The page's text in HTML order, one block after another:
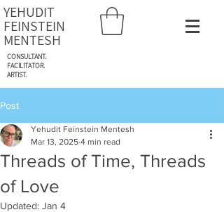
YEHUDIT
FEINSTEIN
MENTESH
CONSULTANT.
FACILITATOR.
ARTIST.
Post
Threads of Time, Threads
of Love
Yehudit Feinstein Mentesh
Mar 13, 2025 4 min read
Updated: Jan 4